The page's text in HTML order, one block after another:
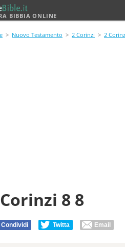
BIBBIA ONLINE
> Nuovo Testamento > 2 Corinzi > 2
8 8
Condividi Twitta Email